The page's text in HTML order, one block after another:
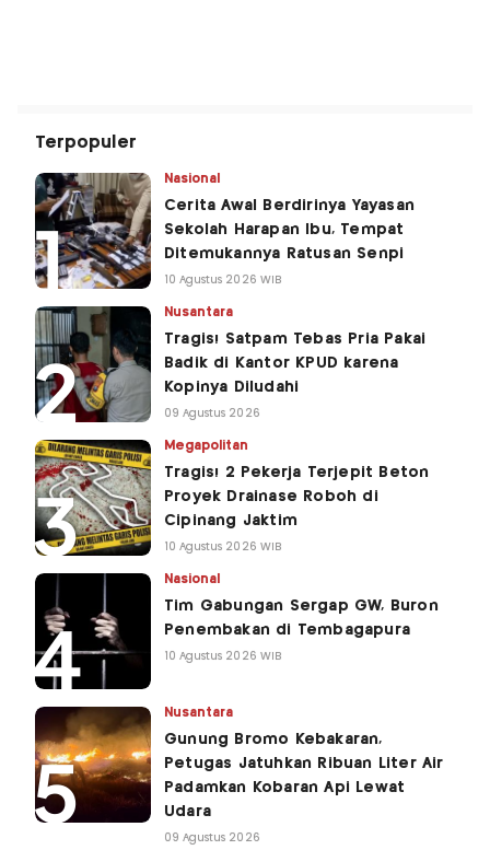
Terpopuler
Nasional
Cerita Awal Berdirinya Yayasan
Sekolah Harapan Ibu, Tempat
Ditemukannya Ratusan Senpi
10 Agustus 2026 WIB
Nusantara
Tragis! Satpam Tebas Pria Pakai
Badik di Kantor KPUD karena
Kopinya Diludahi
09 Agustus 2026
Megapolitan
Tragis! 2 Pekerja Terjepit Beton
Proyek Drainase Roboh di
Cipinang Jaktim
10 Agustus 2026 WIB
Nasional
Tim Gabungan Sergap GW, Buron
Penembakan di Tembagapura
10 Agustus 2026 WIB
Nusantara
Gunung Bromo Kebakaran,
Petugas Jatuhkan Ribuan Liter Air
Padamkan Kobaran Api Lewat
Udara
09 Agustus 2026